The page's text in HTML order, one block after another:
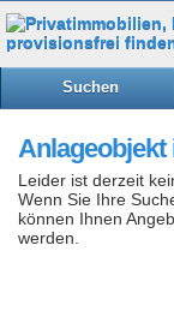
Suchen
Leider ist derzeit
Wenn Sie Ihre
können Ihnen
werden.